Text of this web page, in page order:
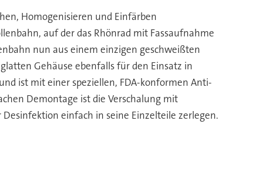
Homogenisieren und Einfärben
auf der das Rhönrad mit Fassaufnahme
nun aus einem einzigen geschweißten
Gehäuse ebenfalls für den Einsatz in
ist mit einer speziellen, FDA-konformen Anti-
Demontage ist die Verschalung mit
einfach in seine Einzelteile zerlegen.